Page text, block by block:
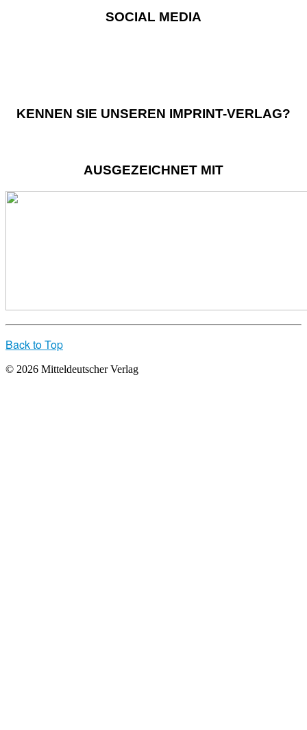
SOCIAL MEDIA
KENNEN SIE UNSEREN IMPRINT-VERLAG?
AUSGEZEICHNET MIT
Back to Top
© 2026 Mitteldeutscher Verlag